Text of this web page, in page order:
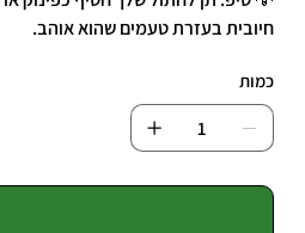
חיובית בעזרת טעמים שהוא אוהב.
כמות